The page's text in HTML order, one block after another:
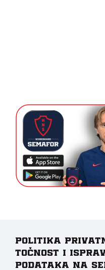
Politika
točnost i
podataka na